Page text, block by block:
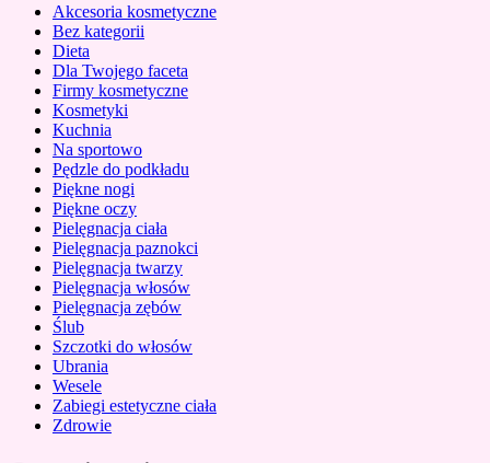
Akcesoria kosmetyczne
Bez kategorii
Dieta
Dla Twojego faceta
Firmy kosmetyczne
Kosmetyki
Kuchnia
Na sportowo
Pędzle do podkładu
Piękne nogi
Piękne oczy
Pielęgnacja ciała
Pielęgnacja paznokci
Pielęgnacja twarzy
Pielęgnacja włosów
Pielęgnacja zębów
Ślub
Szczotki do włosów
Ubrania
Wesele
Zabiegi estetyczne ciała
Zdrowie